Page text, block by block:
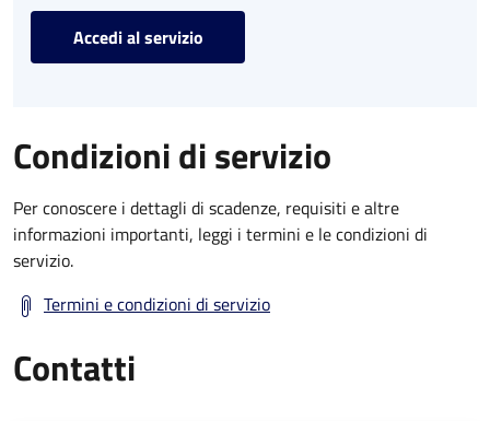
Accedi al servizio
Condizioni di servizio
Per conoscere i dettagli di scadenze, requisiti e altre
informazioni importanti, leggi i termini e le condizioni di
servizio.
Termini e condizioni di servizio
Contatti